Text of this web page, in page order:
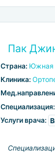
Пак
Страна: Южная
Клиника:
Специализация:
Услуги врача: